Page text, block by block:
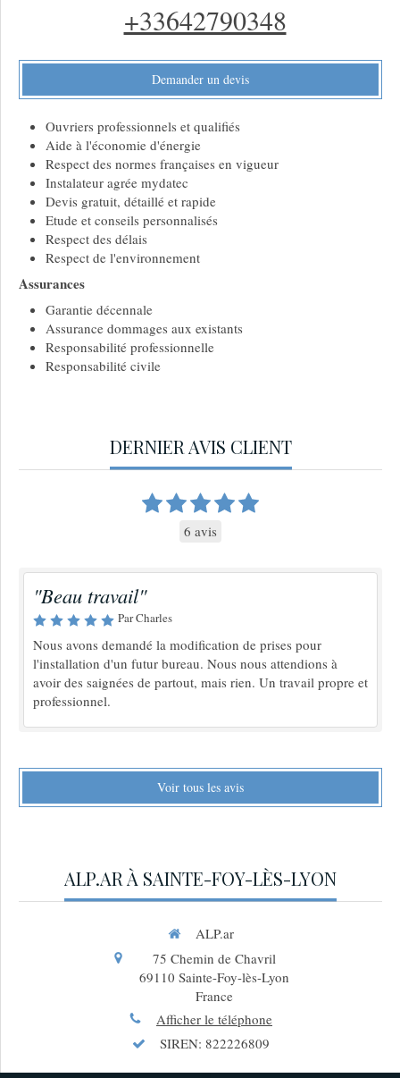
+33642790348
Demander un devis
Ouvriers professionnels et qualifiés
Aide à l'économie d'énergie
Respect des normes françaises en vigueur
Instalateur agrée mydatec
Devis gratuit, détaillé et rapide
Etude et conseils personnalisés
Respect des délais
Respect de l'environnement
Assurances
Garantie décennale
Assurance dommages aux existants
Responsabilité professionnelle
Responsabilité civile
DERNIER AVIS CLIENT
6 avis
"Beau travail"
Par Charles
Nous avons demandé la modification de prises pour
l'installation d'un futur bureau. Nous nous attendions à
avoir des saignées de partout, mais rien. Un travail propre et
professionnel.
Voir tous les avis
ALP.AR À SAINTE-FOY-LÈS-LYON
ALP.ar
75 Chemin de Chavril
69110 Sainte-Foy-lès-Lyon
France
Afficher le téléphone
SIREN: 822226809